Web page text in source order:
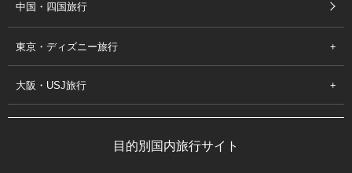
中国・四国旅行
東京・ディズニー旅行
大阪・USJ旅行
目的別国内旅行サイト